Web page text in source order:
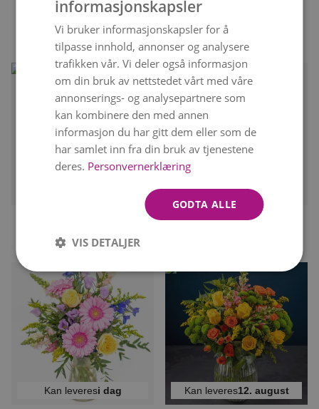
DEKORATØRENS
SOMMER
kr 449
ROLIG HARMONI
Frakr 549
Frakr 515
Kan leveresi dag
Kan leveresi dag Kan leveres12. august
ENGLISH
informasjonskapsler
Vi bruker informasjonskapsler for å
tilpasse innhold, annonser og analysere
trafikken vår. Vi deler også informasjon
om din bruk av nettstedet vårt med våre
annonserings- og analysepartnere som
kan kombinere den med annen
informasjon du har gitt dem eller som de
har samlet inn fra din bruk av tjenestene
deres. Personvernerklæring
GODTA ALLE
VIS DETALJER